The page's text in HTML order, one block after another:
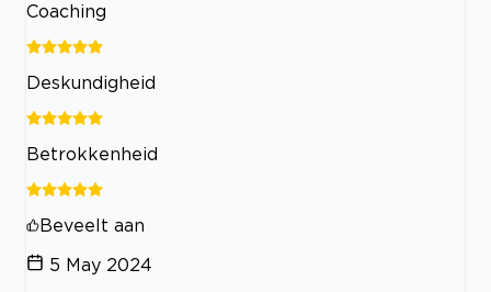
Coaching
Deskundigheid
Betrokkenheid
Beveelt aan
5 May 2024